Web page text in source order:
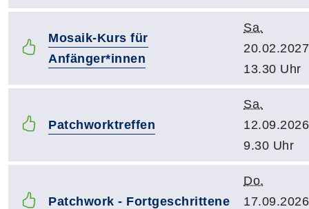
Mosaik-Kurs für
Anfänger*innen
Sa.
13.30 Uhr
Patchworktreffen
Sa.
9.30 Uhr
Patchwork - Fortgeschrittene
Do.